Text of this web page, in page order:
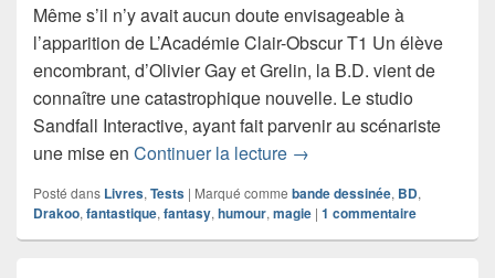
Même s’il n’y avait aucun doute envisageable à
l’apparition de L’Académie Clair-Obscur T1 Un élève
encombrant, d’Olivier Gay et Grelin, la B.D. vient de
connaître une catastrophique nouvelle. Le studio
Sandfall Interactive, ayant fait parvenir au scénariste
une mise en Continuer la lecture Chronique bande
→
Posté dans Livres, Tests | Marqué comme bande dessinée, BD,
Drakoo, fantastique, fantasy, humour, magie | 1 commentaire